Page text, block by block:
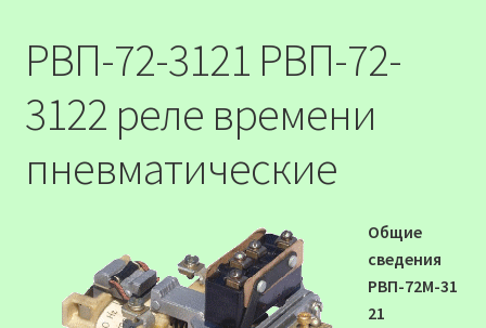
Прайс
Контакти
Про компанію
РВП-72-3121 РВП-72-
3122 реле времени
пневматические
Общие
сведения
РВП-72М-31
21